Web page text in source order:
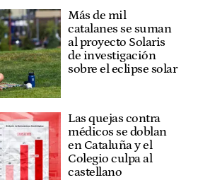
Más de mil
catalanes se suman
al proyecto Solaris
de investigación
sobre el eclipse solar
Las quejas contra
médicos se doblan
en Cataluña y el
Colegio culpa al
castellano